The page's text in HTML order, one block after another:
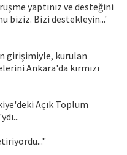
yaptınız ve desteğini
biziz. Bizi destekleyin...'
girişimiyle, kurulan
Ankara'da kırmızı
Açık Toplum